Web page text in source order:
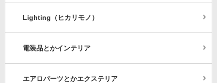
Lighting（ヒカリモノ）
電装品とかインテリア
エアロパーツとかエクステリア